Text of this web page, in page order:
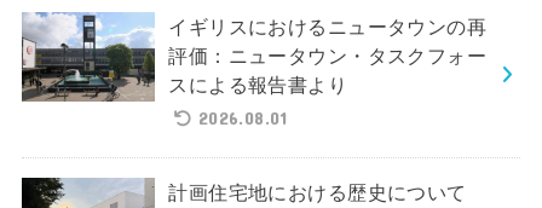
イギリスにおけるニュータウンの再
評価：ニュータウン・タスクフォー
スによる報告書より
2026.08.01
計画住宅地における歴史について